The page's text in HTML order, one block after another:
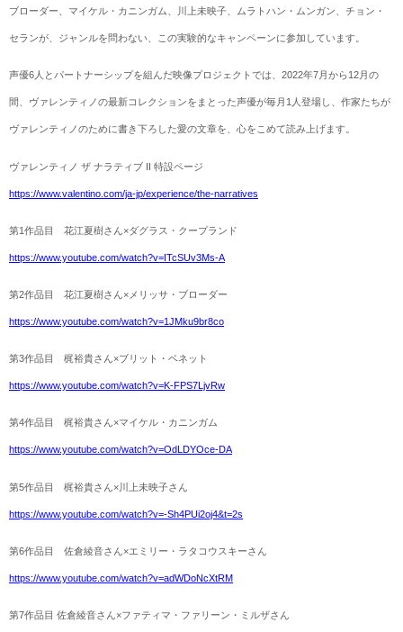
ブローダー、マイケル・カニンガム、川上未映子、ムラトハン・ムンガン、チョン・
セランが、ジャンルを問わない、この実験的なキャンペーンに参加しています。
声優6人とパートナーシップを組んだ映像プロジェクトでは、2022年7月から12月の
間、ヴァレンティノの最新コレクションをまとった声優が毎月1人登場し、作家たちが
ヴァレンティノのために書き下ろした愛の文章を、心をこめて読み上げます。
ヴァレンティノ ザ ナラティブ II 特設ページ
https://www.valentino.com/ja-jp/experience/the-narratives
第1作品目 花江夏樹さん×ダグラス・クープランド
https://www.youtube.com/watch?v=ITcSUv3Ms-A
第2作品目 花江夏樹さん×メリッサ・ブローダー
https://www.youtube.com/watch?v=1JMku9br8co
第3作品目 梶裕貴さん×ブリット・ベネット
https://www.youtube.com/watch?v=K-FPS7LjvRw
第4作品目 梶裕貴さん×マイケル・カニンガム
https://www.youtube.com/watch?v=OdLDYOce-DA
第5作品目 梶裕貴さん×川上未映子さん
https://www.youtube.com/watch?v=-Sh4PUi2oj4&t=2s
第6作品目 佐倉綾音さん×エミリー・ラタコウスキーさん
https://www.youtube.com/watch?v=adWDoNcXtRM
第7作品目 佐倉綾音さん×ファティマ・ファリーン・ミルザさん